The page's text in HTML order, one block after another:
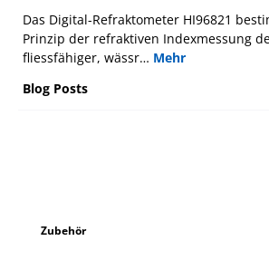
Das Digital-Refraktometer HI96821
Prinzip der refraktiven Indexmessung
fliessfähiger, wässr… Mehr
Blog Posts
Produktgalerie überspringen
Zubehör